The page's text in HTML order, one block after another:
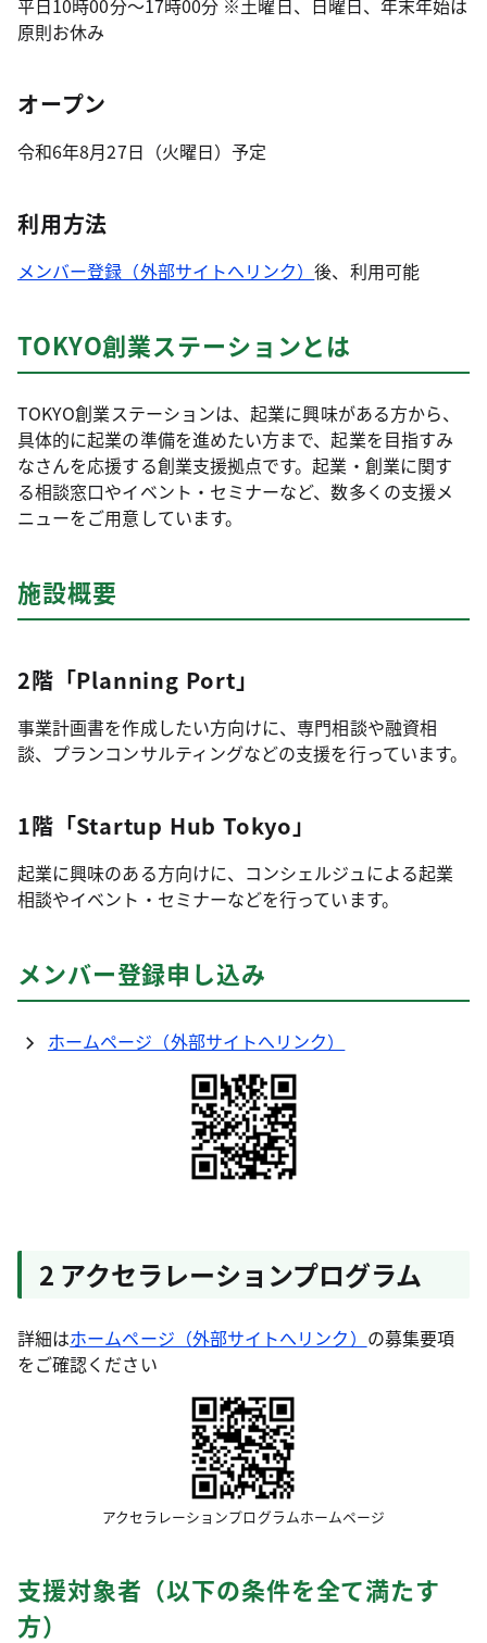
原則お休み
オープン
令和6年8月27日（火曜日）予定
利用方法
メンバー登録（外部サイトへリンク）後、利用可能
TOKYO創業ステーションとは
TOKYO創業ステーションは、起業に興味がある方から、
具体的に起業の準備を進めたい方まで、起業を目指すみ
なさんを応援する創業支援拠点です。起業・創業に関す
る相談窓口やイベント・セミナーなど、数多くの支援メ
ニューをご用意しています。
施設概要
2階「Planning Port」
事業計画書を作成したい方向けに、専門相談や融資相
談、プランコンサルティングなどの支援を行っています。
1階「Startup Hub Tokyo」
起業に興味のある方向けに、コンシェルジュによる起業
相談やイベント・セミナーなどを行っています。
メンバー登録申し込み
ホームページ（外部サイトへリンク）
2 アクセラレーションプログラム
詳細はホームページ（外部サイトへリンク） の募集要項
をご確認ください
アクセラレーションプログラムホームページ
支援対象者（以下の条件を全て満たす
方）